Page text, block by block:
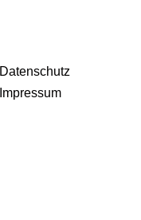
Datenschutz
Impressum